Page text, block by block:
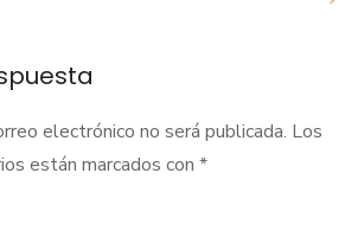
electrónico no será publicada. Los
están marcados con *